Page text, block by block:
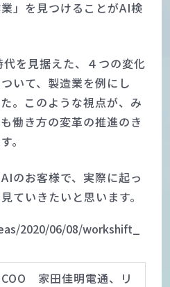
」を見つけることがAI検
を見据えた、４つの変化
いて、製造業を例にし
。このような視点が、み
働き方の変革の推進のき
。
のお客様で、実際に起っ
ていきたいと思います。
2020/06/08/workshift_
家田佳明電通、リ